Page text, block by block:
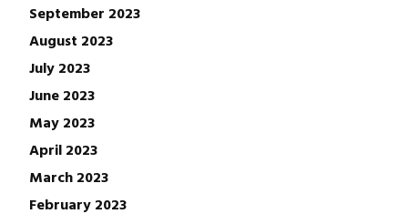
September 2023
August 2023
July 2023
June 2023
May 2023
April 2023
March 2023
February 2023